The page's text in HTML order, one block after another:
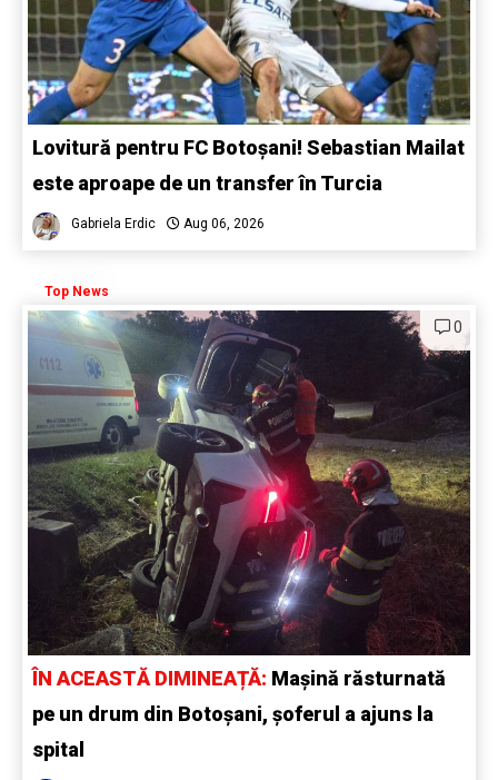
Lovitură pentru FC Botoșani! Sebastian Mailat
este aproape de un transfer în Turcia
Gabriela Erdic Aug 06, 2026
Top News
0
ÎN ACEASTĂ DIMINEAȚĂ: Mașină răsturnată
pe un drum din Botoșani, șoferul a ajuns la
spital